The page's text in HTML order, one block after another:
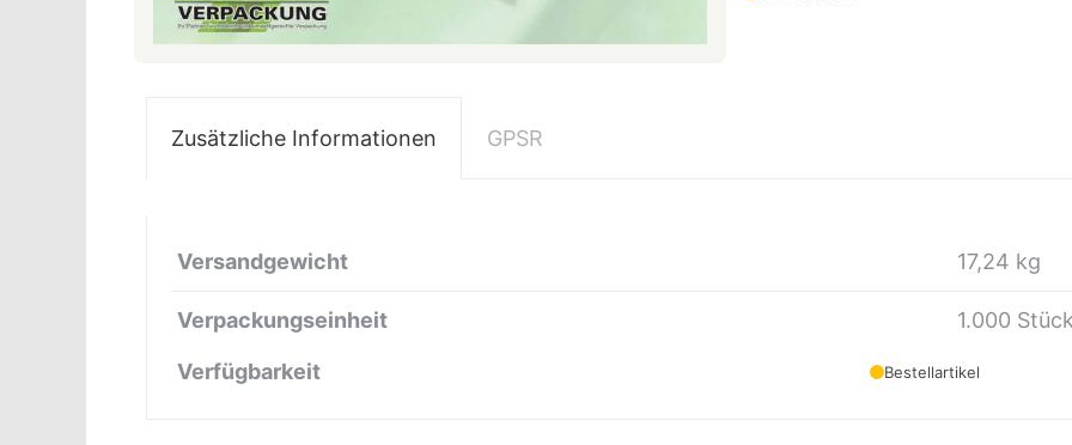
Zusätzliche Informationen GPSR
Versandgewicht 17,24 kg
Verpackungseinheit 1.000
Verfügbarkeit Bestellartikel